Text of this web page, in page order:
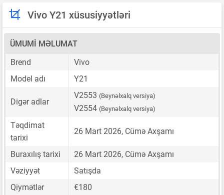
Vivo Y21 xüsusiyyətləri
ÜMUMI MƏLUMAT
Brend
Vivo
Model adı
Y21
Digər adlar
V2553 (Beynəlxalq versiya)
V2554 (Beynəlxalq versiya)
Təqdimat
tarixi
26 Mart 2026, Cümə Axşamı
Buraxılış tarixi
26 Mart 2026, Cümə Axşamı
Vəziyyət
Satışda
Qiymətlər
€180